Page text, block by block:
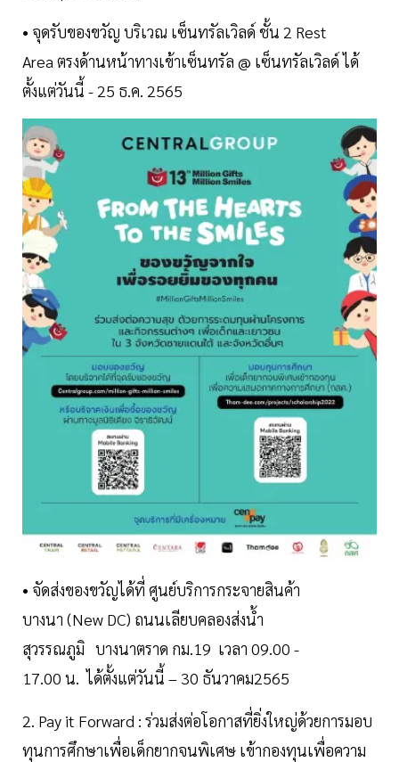
• จุดรับของขวัญ บริเวณ เซ็นทรัลเวิลด์ ชั้น 2 Rest
Area ตรงด้านหน้าทางเข้าเซ็นทรัล @ เซ็นทรัลเวิลด์ ได้
ตั้งแต่วันนี้ - 25 ธ.ค. 2565
• จัดส่งของขวัญได้ที่ ศูนย์บริการกระจายสินค้า
บางนา (New DC) ถนนเลียบคลองส่งน้ำ
สุวรรณภูมิ บางนาตราด กม.19 เวลา 09.00 -
17.00 น. ได้ตั้งแต่วันนี้ – 30 ธันวาคม2565
2. Pay it Forward : ร่วมส่งต่อโอกาสที่ยิ่งใหญ่ด้วยการมอบ
ทุนการศึกษาเพื่อเด็กยากจนพิเศษ เข้ากองทุนเพื่อความ